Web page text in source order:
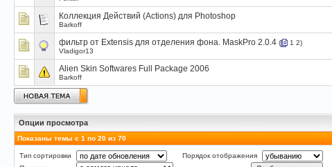
Коллекция Действий (Actions) для Photoshop
Barkoff
фильтр от Extensis для отделения фона. MaskPro 2.0.4 ( 1 2)
Vladigor13
Alien Skin Softwares Full Package 2006
Barkoff
Опции просмотра
Показаны темы с 1 по 20 из 70
Тип сортировки
Порядок отображения